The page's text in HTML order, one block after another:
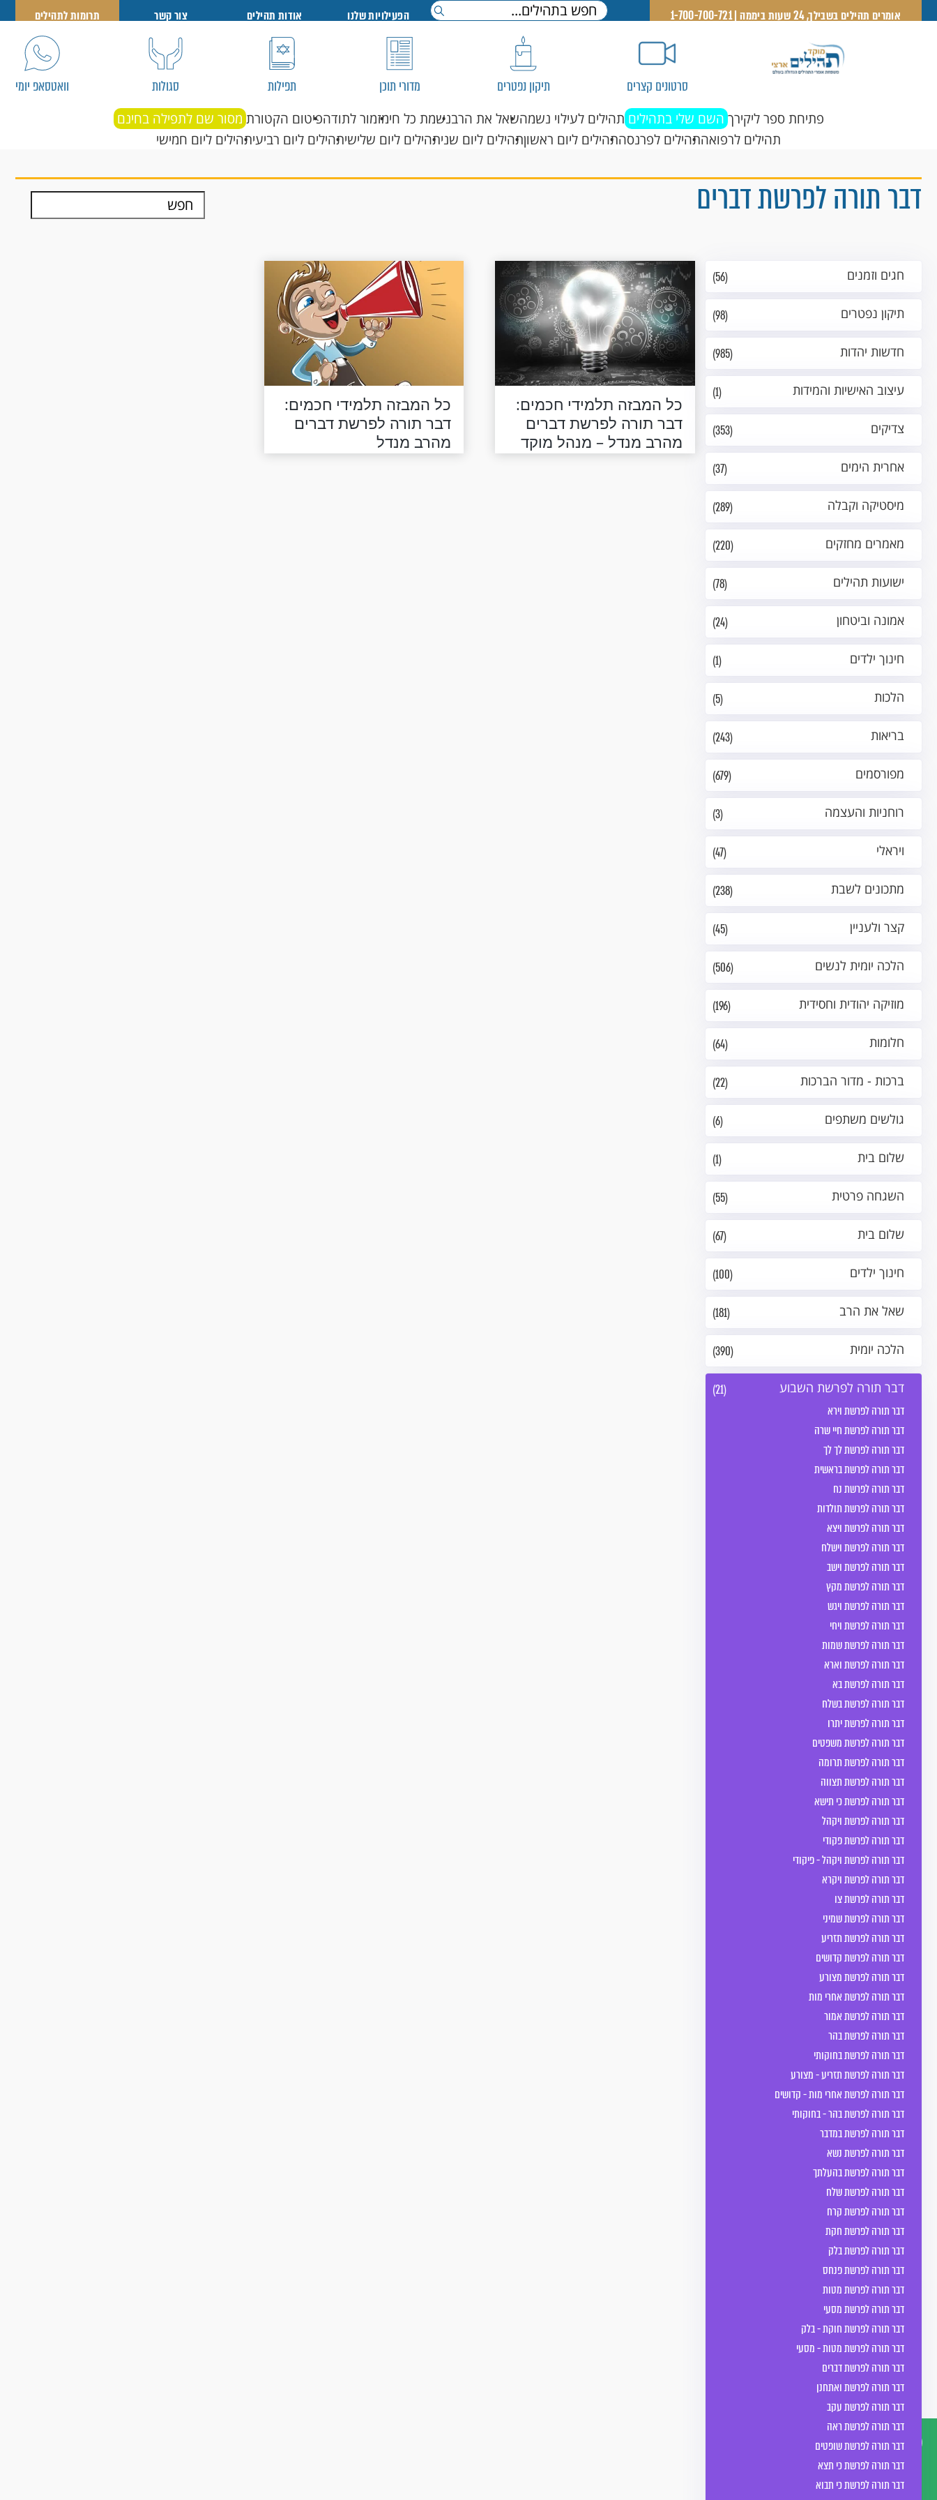
דברו
איתנו
אומרים תהילים בשבילך, 24 שעות ביממה | 1-700-700-721 הפעילויות שלנו אודות תהילים צור קשר תרומות לתהילים
סרטונים קצרים תיקון נפטרים מדורי תוכן תפילות סגולות וואטסאפ יומי
פתיחת ספר ליקירך השם שלי בתהילים תהילים לעילוי נשמהשאל את הרבנשמת כל חימזמור לתודהפיטום הקטורת מסור שם לתפילה בחינם
תהילים לרפואהתהילים לפרנסהתהילים ליום ראשוןתהילים ליום שניתהילים ליום שלישיתהילים ליום רביעיתהילים ליום חמישי
דבר תורה לפרשת דברים
(56) חגים וזמנים
(98) תיקון נפטרים
(985) חדשות יהדות
(1) עיצוב האישיות והמידות
(353) צדיקים
(37) אחרית הימים
(289) מיסטיקה וקבלה
(220) מאמרים מחזקים
(78) ישועות תהילים
(24) אמונה וביטחון
(1) חינוך ילדים
(5) הלכות
(243) בריאות
(679) מפורסמים
(3) רוחניות והעצמה
(47) ויראלי
(238) מתכונים לשבת
(45) קצר ולעניין
(506) הלכה יומית לנשים
(196) מוזיקה יהודית וחסידית
(64) חלומות
(22) ברכות - מדור הברכות
(6) גולשים משתפים
(1) שלום בית
(55) השגחה פרטית
(67) שלום בית
(100) חינוך ילדים
(181) שאל את הרב
(390) הלכה יומית
(21) דבר תורה לפרשת השבוע
דבר תורה לפרשת וירא
דבר תורה לפרשת חיי שרה
דבר תורה לפרשת לך לך
דבר תורה לפרשת בראשית
דבר תורה לפרשת נח
דבר תורה לפרשת תולדות
דבר תורה לפרשת ויצא
דבר תורה לפרשת וישלח
דבר תורה לפרשת וישב
דבר תורה לפרשת מקץ
דבר תורה לפרשת ויגש
דבר תורה לפרשת ויחי
דבר תורה לפרשת שמות
דבר תורה לפרשת וארא
דבר תורה לפרשת בא
דבר תורה לפרשת בשלח
דבר תורה לפרשת יתרו
דבר תורה לפרשת משפטים
דבר תורה לפרשת תרומה
דבר תורה לפרשת תצווה
דבר תורה לפרשת כי תישא
דבר תורה לפרשת ויקהל
דבר תורה לפרשת פקודי
דבר תורה לפרשת ויקהל - פיקודי
דבר תורה לפרשת ויקרא
דבר תורה לפרשת צו
דבר תורה לפרשת שמיני
דבר תורה לפרשת תזריע
דבר תורה לפרשת קדושים
דבר תורה לפרשת מצורע
דבר תורה לפרשת אחרי מות
דבר תורה לפרשת אמור
דבר תורה לפרשת בהר
דבר תורה לפרשת בחוקותי
דבר תורה לפרשת תזריע - מצורע
דבר תורה לפרשת אחרי מות - קדושים
דבר תורה לפרשת בהר - בחוקותי
דבר תורה לפרשת במדבר
דבר תורה לפרשת נשא
דבר תורה לפרשת בהעלתך
דבר תורה לפרשת שלח
דבר תורה לפרשת קרח
דבר תורה לפרשת חקת
דבר תורה לפרשת בלק
דבר תורה לפרשת פנחס
דבר תורה לפרשת מטות
דבר תורה לפרשת מסעי
דבר תורה לפרשת חוקת - בלק
דבר תורה לפרשת מטות - מסעי
דבר תורה לפרשת דברים
דבר תורה לפרשת ואתחנן
דבר תורה לפרשת עקב
דבר תורה לפרשת ראה
דבר תורה לפרשת שופטים
דבר תורה לפרשת כי תצא
דבר תורה לפרשת כי תבוא
כל המבזה תלמידי חכמים:
דבר תורה לפרשת דברים
מהרב מנדל – מנהל מוקד
תהילים ארצי
כל המבזה תלמידי חכמים:
דבר תורה לפרשת דברים
מהרב מנדל